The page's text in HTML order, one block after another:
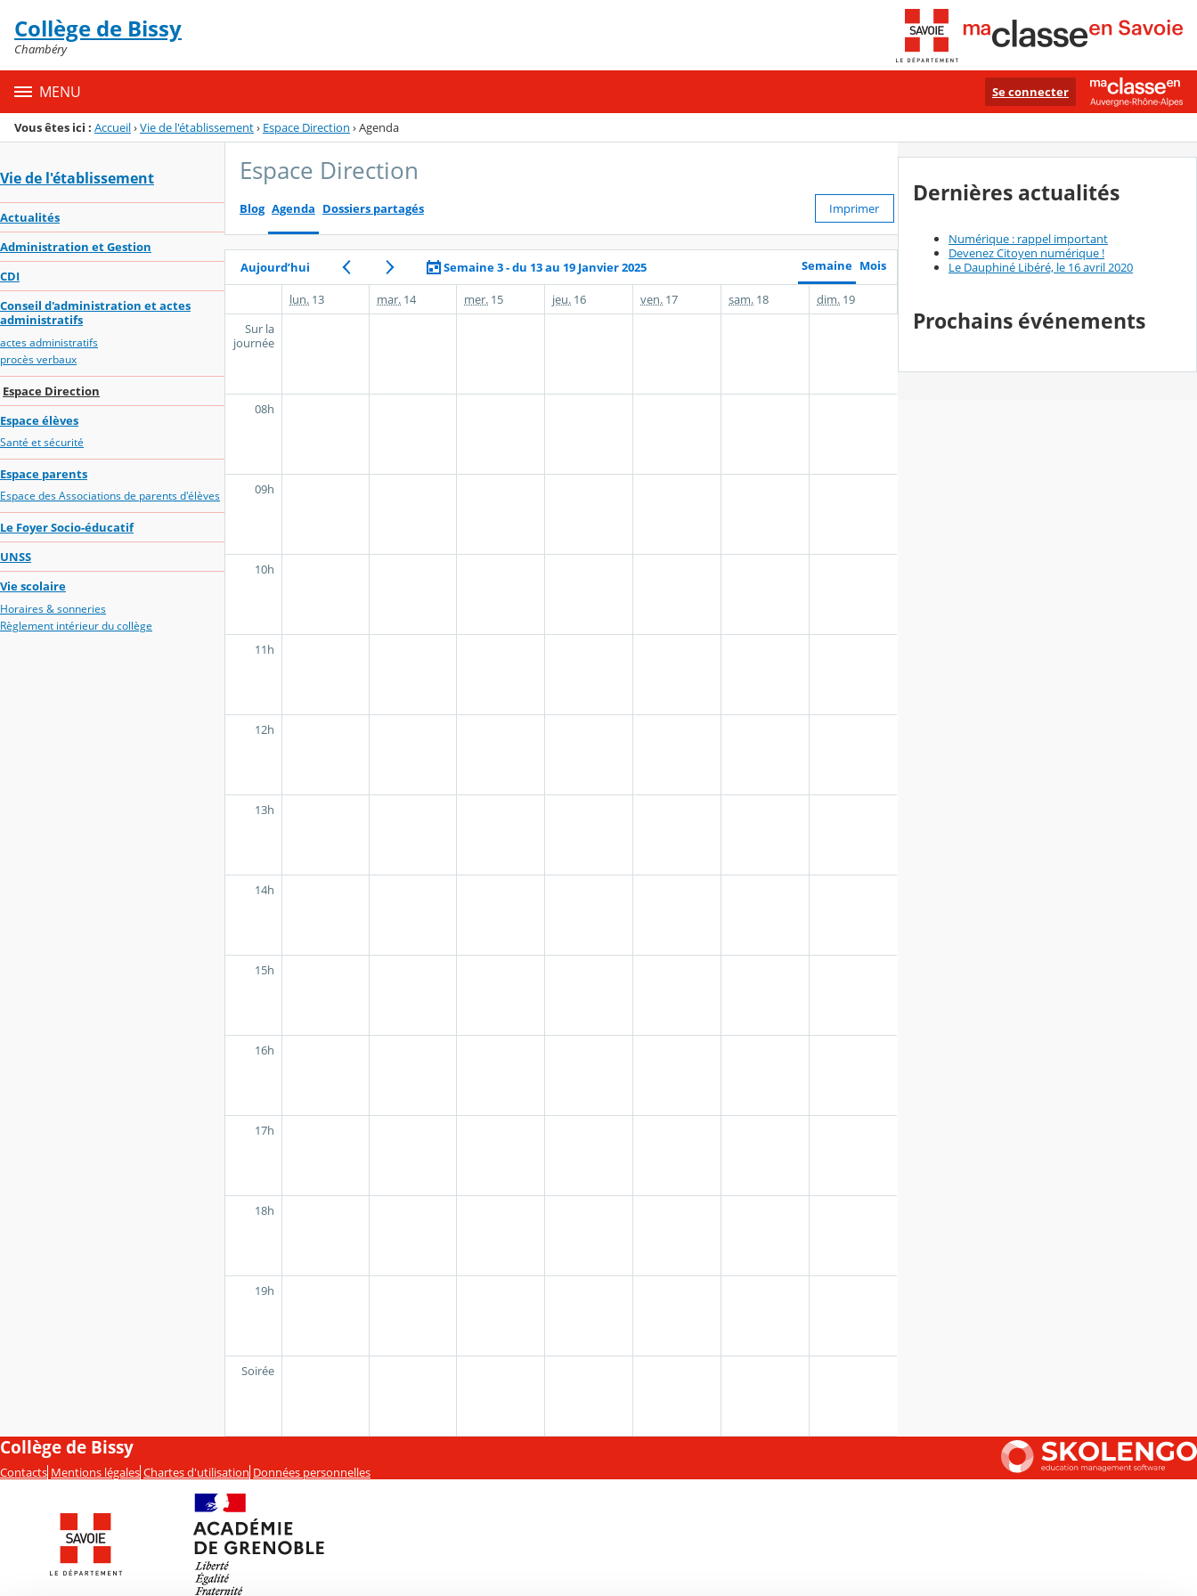
Menu de la rubrique
Contenu
Collège de Bissy
Chambéry
MENU Se connecter
Vous êtes ici : Accueil›Vie de l'établissement› Espace Direction ›Agenda
Vie de l'établissement
Actualités
Administration et Gestion
CDI
Conseil d'administration et actes
administratifs
actes administratifs
procès verbaux
Espace Direction
Espace élèves
Santé et sécurité
Espace parents
Espace des Associations de parents d'élèves
Le Foyer Socio-éducatif
UNSS
Vie scolaire
Horaires & sonneries
Règlement intérieur du collège
Espace Direction
Blog Agenda Dossiers partagés Imprimer
Aujourd’hui Semaine 3 - du 13 au 19 Janvier 2025 Semaine Mois
lun. 13 mar. 14 mer. 15 jeu. 16 ven. 17 sam. 18 dim. 19
Sur la
journée
08h
09h
10h
11h
12h
13h
14h
15h
16h
17h
18h
19h
Soirée
Dernières actualités
Numérique : rappel important
Devenez Citoyen numérique !
Le Dauphiné Libéré, le 16 avril 2020
Prochains événements
Collège de Bissy
Contacts Mentions légales Chartes d'utilisation Données personnelles